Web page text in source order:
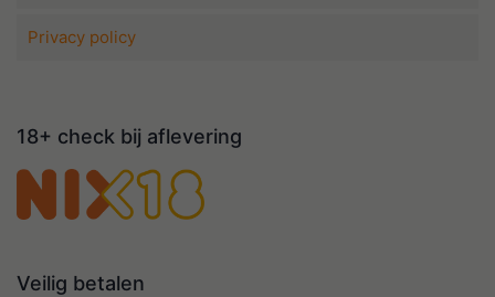
Privacy policy
18+ check bij aflevering
Veilig betalen